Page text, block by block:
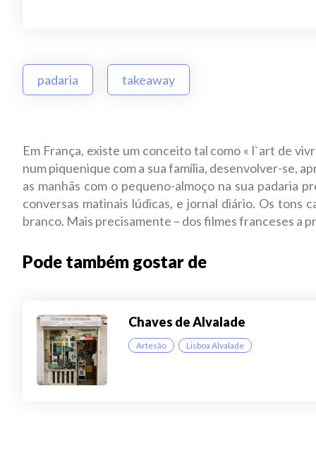
padaria takeaway
Em França, existe um conceito tal como « l`art de
num piquenique com a sua família, desenvolver-se,
as manhãs com o pequeno-almoço na sua padaria
conversas matinais lúdicas, e jornal diário. Os tons
branco. Mais precisamente – dos filmes franceses a
Pode também gostar de
Chaves de Alvalade
Artesão Lisboa Alvalade